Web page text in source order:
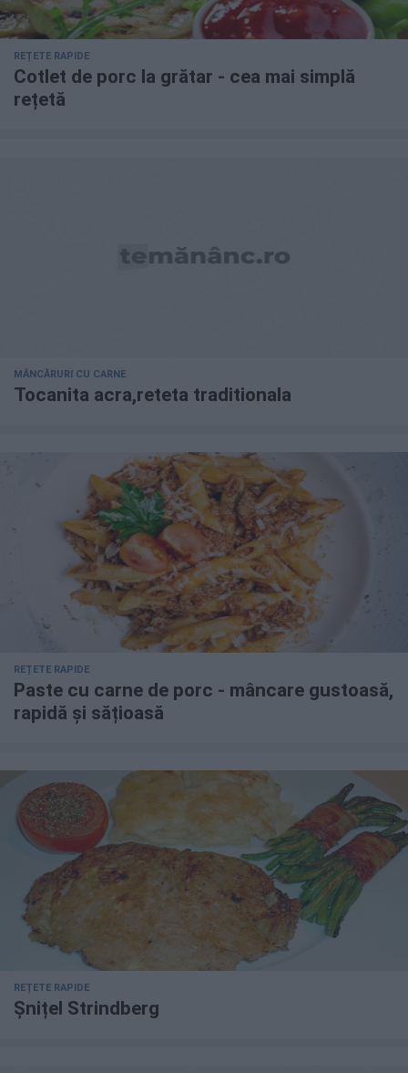
REȚETE RAPIDE
Cotlet de porc la grătar - cea mai simplă
rețetă
MÂNCĂRURI CU CARNE
Tocanita acra,reteta traditionala
REȚETE RAPIDE
Paste cu carne de porc - mâncare gustoasă,
rapidă și sățioasă
REȚETE RAPIDE
Șnițel Strindberg